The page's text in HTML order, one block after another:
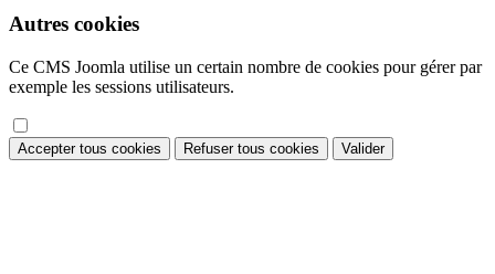
Autres cookies
Ce CMS Joomla utilise un certain nombre de cookies pour gérer par
exemple les sessions utilisateurs.
Accepter tous cookies Refuser tous cookies Valider